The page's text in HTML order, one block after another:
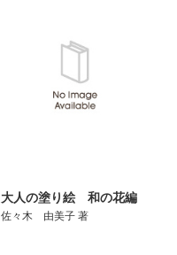
大人の塗り絵 和の花編
佐々木 由美子 著